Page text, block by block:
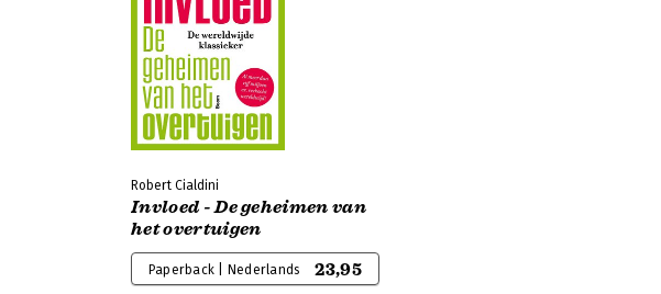
Robert Cialdini
Invloed - De geheimen van
het overtuigen
Paperback | Nederlands 23,95